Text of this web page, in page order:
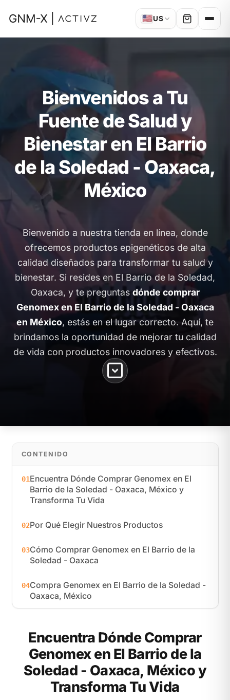
🇺🇸US
Bienvenidos a Tu
Fuente de Salud y
Bienestar en El Barrio
de la Soledad - Oaxaca,
México
Bienvenido a nuestra tienda en línea, donde
ofrecemos productos epigenéticos de alta
calidad diseñados para transformar tu salud y
bienestar. Si resides en El Barrio de la Soledad,
Oaxaca, y te preguntasdónde comprar
Genomex en El Barrio de la Soledad - Oaxaca
en México, estás en el lugar correcto. Aquí, te
brindamos la oportunidad de mejorar tu calidad
de vida con productos innovadores y efectivos.
CONTENIDO
01Encuentra Dónde Comprar Genomex en El
Barrio de la Soledad - Oaxaca, México y
Transforma Tu Vida
02Por Qué Elegir Nuestros Productos
03Cómo Comprar Genomex en El Barrio de la
Soledad - Oaxaca
04Compra Genomex en El Barrio de la Soledad -
Oaxaca, México
Encuentra Dónde Comprar
Genomex en El Barrio de la
Soledad - Oaxaca, México y
Transforma Tu Vida